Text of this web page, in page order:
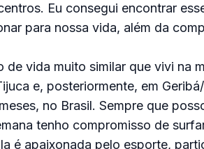
Eu consegui encontrar
para nossa vida, além da
de vida muito similar que vivi na
e, posteriormente, em
no Brasil. Sempre que
tenho compromisso de
é apaixonada pelo esporte,